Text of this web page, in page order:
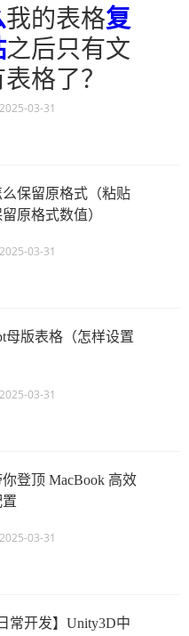
我的表格复
之后只有文
格了？
2025-03-31
保留原格式（粘贴
原格式数值）
2025-03-31
母版表格（怎样设置
2025-03-31
登顶 MacBook 高效
2025-03-31
常开发】Unity3D中